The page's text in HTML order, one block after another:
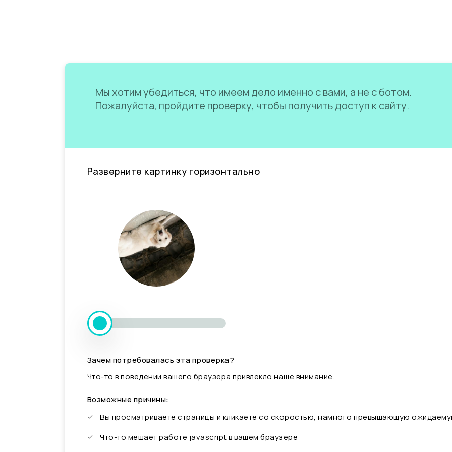
Мы хотим убедиться, что имеем дело именно с вами, а не с ботом.
Пожалуйста, пройдите проверку, чтобы получить доступ к сайту.
Разверните картинку горизонтально
Зачем потребовалась эта проверка?
Что-то в поведении вашего браузера привлекло наше внимание.
Возможные причины:
Вы просматриваете страницы и кликаете со скоростью, намного превышающую
Что-то мешает работе javascript в вашем браузере